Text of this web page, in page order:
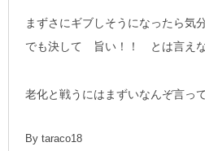
まずさにギブしそうになったら気
でも決して 旨い！！ とは言え
老化と戦うにはまずいなんぞ言っ
By taraco18